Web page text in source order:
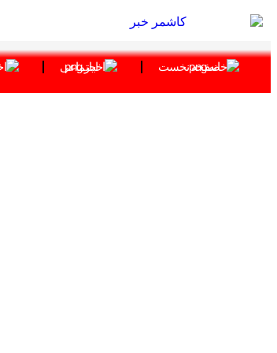
صفحه نخست اجتماعی